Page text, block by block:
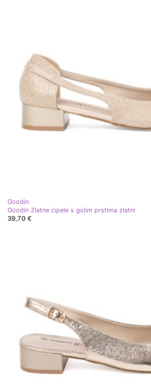
Goodin
Goodin Zlatne cipele s golim prstima zlatni
39,70 €